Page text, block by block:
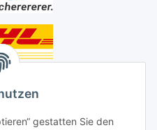
gestatten Sie den